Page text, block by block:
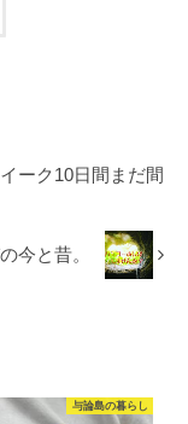
ーク10日間まだ間
今と昔。
与論島の暮らし